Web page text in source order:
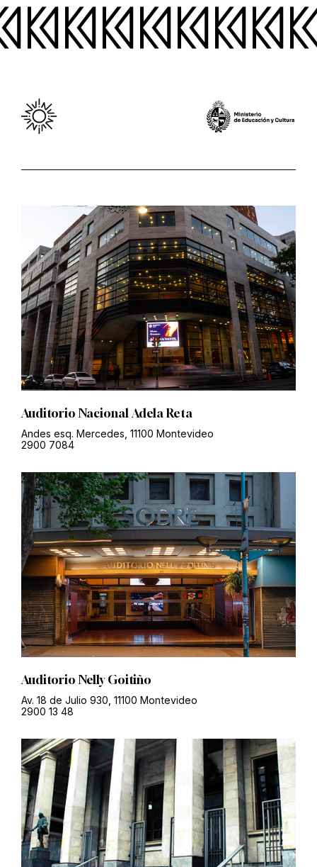
Auditorio Nacional Adela Reta
Andes esq. Mercedes, 11100 Montevideo
2900 7084
Auditorio Nelly Goitiño
Av. 18 de Julio 930, 11100 Montevideo
2900 13 48